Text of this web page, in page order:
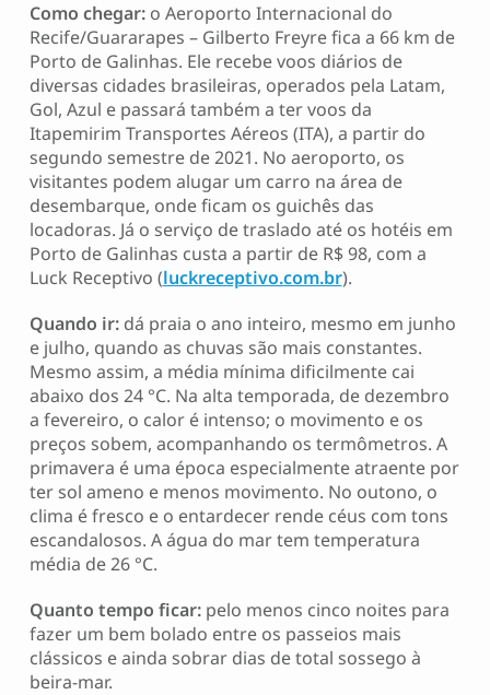
Como chegar:o Aeroporto Internacional do
Recife/Guararapes – Gilberto Freyre fica a 66 km de
Porto de Galinhas. Ele recebe voos diários de
diversas cidades brasileiras, operados pela Latam,
Gol, Azul e passará também a ter voos da
Itapemirim Transportes Aéreos (ITA), a partir do
segundo semestre de 2021. No aeroporto, os
visitantes podem alugar um carro na área de
desembarque, onde ficam os guichês das
locadoras. Já o serviço de traslado até os hotéis em
Porto de Galinhas custa a partir de R$ 98, com a
Luck Receptivo (luckreceptivo.com.br).
Quando ir:dá praia o ano inteiro, mesmo em junho
e julho, quando as chuvas são mais constantes.
Mesmo assim, a média mínima dificilmente cai
abaixo dos 24 °C. Na alta temporada, de dezembro
a fevereiro, o calor é intenso; o movimento e os
preços sobem, acompanhando os termômetros. A
primavera é uma época especialmente atraente por
ter sol ameno e menos movimento. No outono, o
clima é fresco e o entardecer rende céus com tons
escandalosos. A água do mar tem temperatura
média de 26 °C.
Quanto tempo ficar:pelo menos cinco noites para
fazer um bem bolado entre os passeios mais
clássicos e ainda sobrar dias de total sossego à
beira-mar.